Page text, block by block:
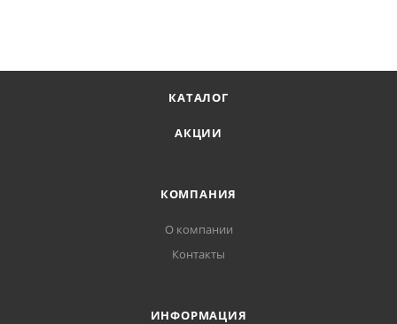
КАТАЛОГ
АКЦИИ
КОМПАНИЯ
О компании
Контакты
ИНФОРМАЦИЯ